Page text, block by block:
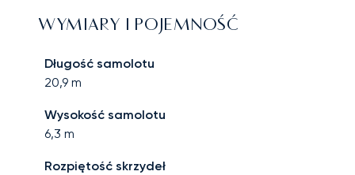
WYMIARY I POJEMNOŚĆ
Długość samolotu
20,9 m
Wysokość samolotu
6,3 m
Rozpiętość skrzydeł